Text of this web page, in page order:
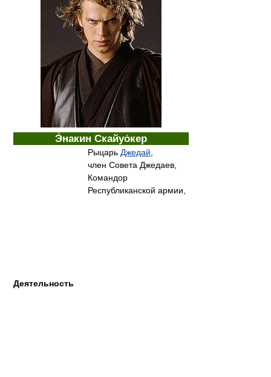
Э́накин Скайуо́кер
Деятельность
Рыцарь Джедай
член Совета Джедаев,
Командор
Республиканской армии,